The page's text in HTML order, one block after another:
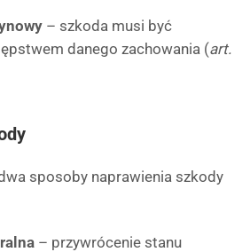
– szkoda musi być
danego zachowania (art.
sposoby naprawienia szkody
– przywrócenie stanu